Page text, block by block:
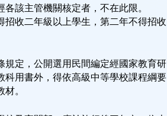
該主管機關核定者，不在此限。
招收二年級以上學生，第二年不得招收
規定，公開選用民間編定經國家教育研
科用書外，得依高級中等學校課程綱要
。